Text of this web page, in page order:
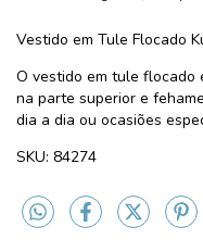
Vestido em Tule Flocado
O vestido em tule flocado
na parte superior e
dia a dia ou ocasiões
SKU: 84274